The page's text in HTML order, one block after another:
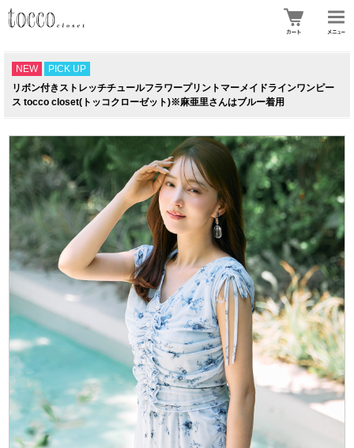
NEW
PICK UP
リボン付きストレッチチュールフラワープリントマーメイドラインワンピー
ス tocco closet(トッコクローゼット)※麻亜里さんはブルー着用